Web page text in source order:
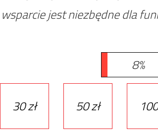
jest niezbędne dla
8%
30 zł 50 zł